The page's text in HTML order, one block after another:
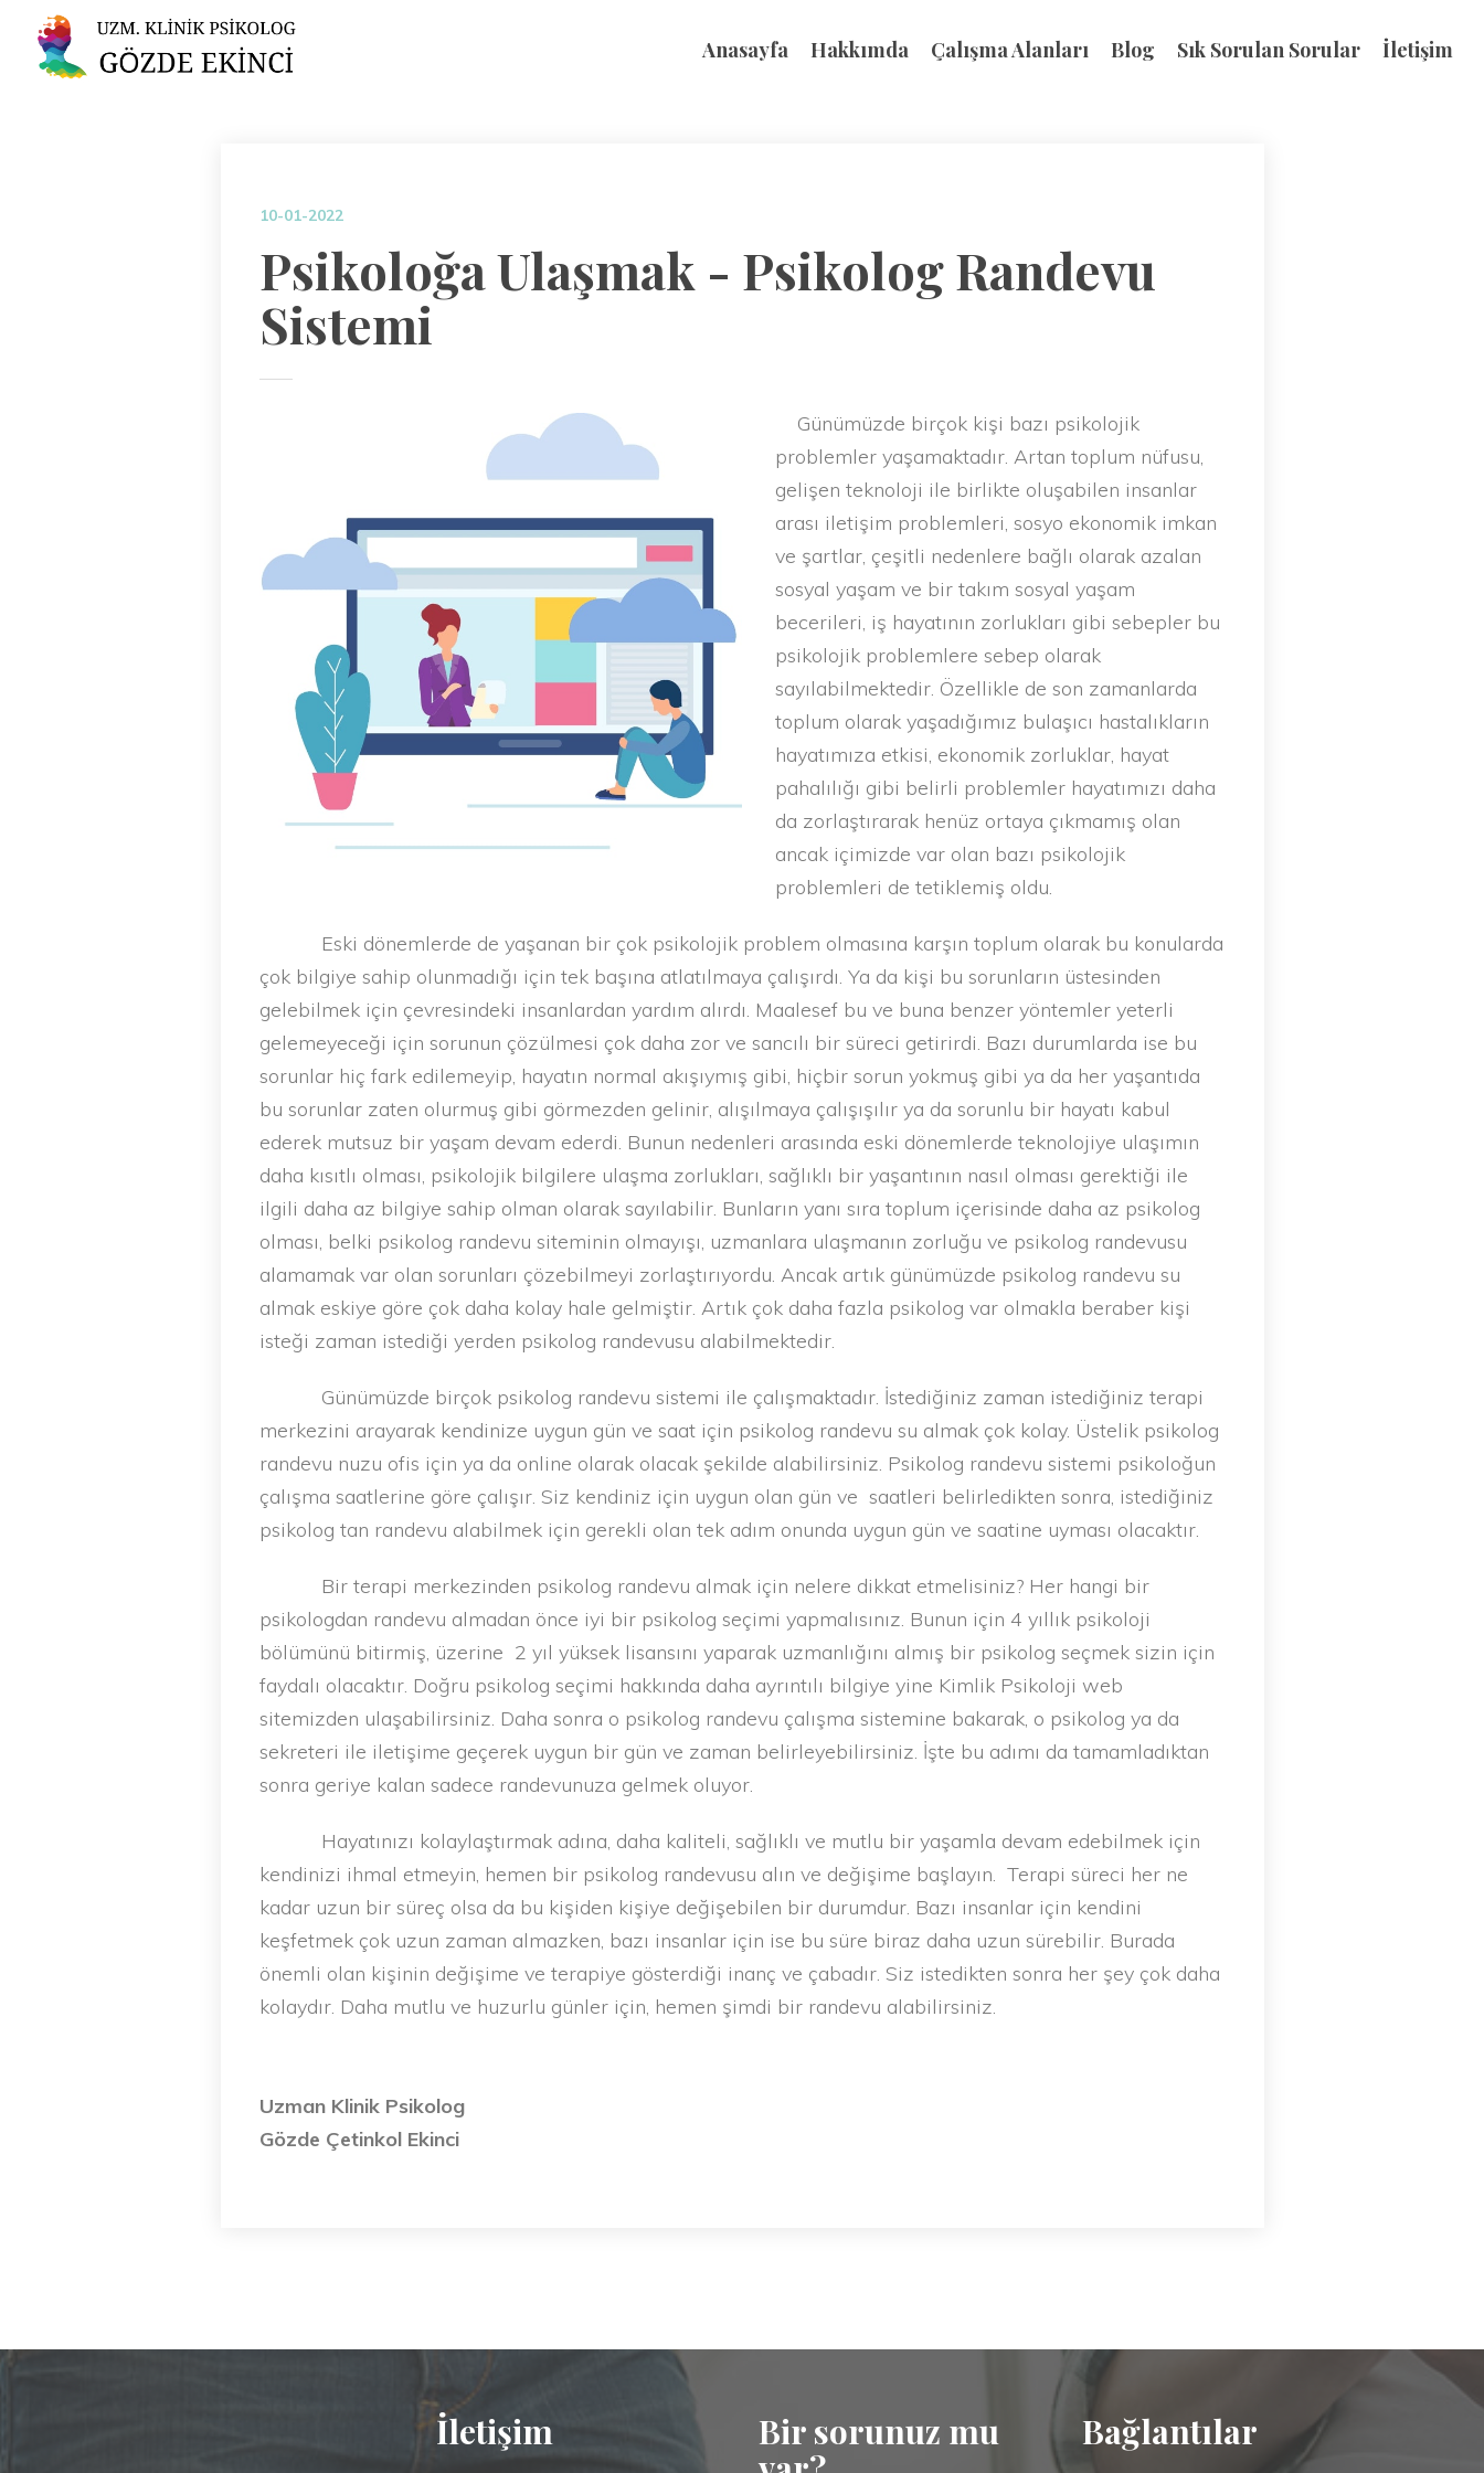
Anasayfa Hakkımda Çalışma Alanları Blog Sık Sorulan Sorular İletişim
10-01-2022
Psikoloğa Ulaşmak - Psikolog Randevu
Sistemi
Günümüzde birçok kişi bazı psikolojik
problemler yaşamaktadır. Artan toplum nüfusu,
gelişen teknoloji ile birlikte oluşabilen insanlar
arası iletişim problemleri, sosyo ekonomik imkan
ve şartlar, çeşitli nedenlere bağlı olarak azalan
sosyal yaşam ve bir takım sosyal yaşam
becerileri, iş hayatının zorlukları gibi sebepler bu
psikolojik problemlere sebep olarak
sayılabilmektedir. Özellikle de son zamanlarda
toplum olarak yaşadığımız bulaşıcı hastalıkların
hayatımıza etkisi, ekonomik zorluklar, hayat
pahalılığı gibi belirli problemler hayatımızı daha
da zorlaştırarak henüz ortaya çıkmamış olan
ancak içimizde var olan bazı psikolojik
problemleri de tetiklemiş oldu.
Eski dönemlerde de yaşanan bir çok psikolojik problem olmasına karşın toplum olarak bu konularda
çok bilgiye sahip olunmadığı için tek başına atlatılmaya çalışırdı. Ya da kişi bu sorunların üstesinden
gelebilmek için çevresindeki insanlardan yardım alırdı. Maalesef bu ve buna benzer yöntemler yeterli
gelemeyeceği için sorunun çözülmesi çok daha zor ve sancılı bir süreci getirirdi. Bazı durumlarda ise bu
sorunlar hiç fark edilemeyip, hayatın normal akışıymış gibi, hiçbir sorun yokmuş gibi ya da her yaşantıda
bu sorunlar zaten olurmuş gibi görmezden gelinir, alışılmaya çalışışılır ya da sorunlu bir hayatı kabul
ederek mutsuz bir yaşam devam ederdi. Bunun nedenleri arasında eski dönemlerde teknolojiye ulaşımın
daha kısıtlı olması, psikolojik bilgilere ulaşma zorlukları, sağlıklı bir yaşantının nasıl olması gerektiği ile
ilgili daha az bilgiye sahip olman olarak sayılabilir. Bunların yanı sıra toplum içerisinde daha az psikolog
olması, belki psikolog randevu siteminin olmayışı, uzmanlara ulaşmanın zorluğu ve psikolog randevusu
alamamak var olan sorunları çözebilmeyi zorlaştırıyordu. Ancak artık günümüzde psikolog randevu su
almak eskiye göre çok daha kolay hale gelmiştir. Artık çok daha fazla psikolog var olmakla beraber kişi
isteği zaman istediği yerden psikolog randevusu alabilmektedir.
Günümüzde birçok psikolog randevu sistemi ile çalışmaktadır. İstediğiniz zaman istediğiniz terapi
merkezini arayarak kendinize uygun gün ve saat için psikolog randevu su almak çok kolay. Üstelik psikolog
randevu nuzu ofis için ya da online olarak olacak şekilde alabilirsiniz. Psikolog randevu sistemi psikoloğun
çalışma saatlerine göre çalışır. Siz kendiniz için uygun olan gün ve saatleri belirledikten sonra, istediğiniz
psikolog tan randevu alabilmek için gerekli olan tek adım onunda uygun gün ve saatine uyması olacaktır.
Bir terapi merkezinden psikolog randevu almak için nelere dikkat etmelisiniz? Her hangi bir
psikologdan randevu almadan önce iyi bir psikolog seçimi yapmalısınız. Bunun için 4 yıllık psikoloji
bölümünü bitirmiş, üzerine 2 yıl yüksek lisansını yaparak uzmanlığını almış bir psikolog seçmek sizin için
faydalı olacaktır. Doğru psikolog seçimi hakkında daha ayrıntılı bilgiye yine Kimlik Psikoloji web
sitemizden ulaşabilirsiniz. Daha sonra o psikolog randevu çalışma sistemine bakarak, o psikolog ya da
sekreteri ile iletişime geçerek uygun bir gün ve zaman belirleyebilirsiniz. İşte bu adımı da tamamladıktan
sonra geriye kalan sadece randevunuza gelmek oluyor.
Hayatınızı kolaylaştırmak adına, daha kaliteli, sağlıklı ve mutlu bir yaşamla devam edebilmek için
kendinizi ihmal etmeyin, hemen bir psikolog randevusu alın ve değişime başlayın. Terapi süreci her ne
kadar uzun bir süreç olsa da bu kişiden kişiye değişebilen bir durumdur. Bazı insanlar için kendini
keşfetmek çok uzun zaman almazken, bazı insanlar için ise bu süre biraz daha uzun sürebilir. Burada
önemli olan kişinin değişime ve terapiye gösterdiği inanç ve çabadır. Siz istedikten sonra her şey çok daha
kolaydır. Daha mutlu ve huzurlu günler için, hemen şimdi bir randevu alabilirsiniz.
Uzman Klinik Psikolog
Gözde Çetinkol Ekinci
İletişim
Bir sorunuz mu
Bağlantılar